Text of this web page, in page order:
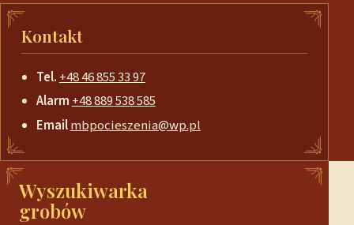
Kontakt
Tel. +48 46 855 33 97
Alarm+48 889 538 585
Emailmbpocieszenia@wp.pl
Wyszukiwarka
grobów